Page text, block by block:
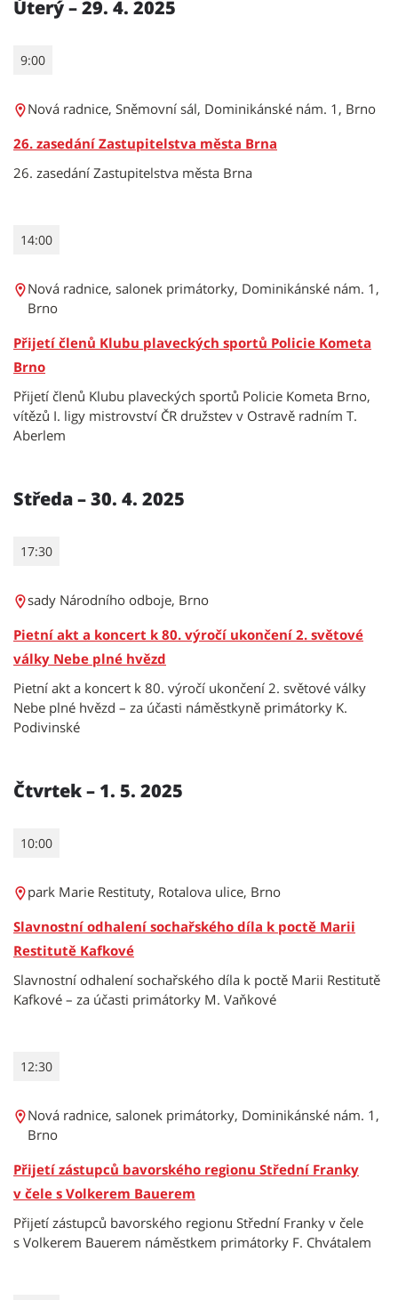
Úterý – 29. 4. 2025
9:00
Nová radnice, Sněmovní sál, Dominikánské nám. 1, Brno
26. zasedání Zastupitelstva města Brna
26. zasedání Zastupitelstva města Brna
14:00
Nová radnice, salonek primátorky, Dominikánské nám. 1,
Brno
Přijetí členů Klubu plaveckých sportů Policie Kometa
Brno
Přijetí členů Klubu plaveckých sportů Policie Kometa Brno,
vítězů I. ligy mistrovství ČR družstev v Ostravě radním T.
Aberlem
Středa – 30. 4. 2025
17:30
sady Národního odboje, Brno
Pietní akt a koncert k 80. výročí ukončení 2. světové
války Nebe plné hvězd
Pietní akt a koncert k 80. výročí ukončení 2. světové války
Nebe plné hvězd – za účasti náměstkyně primátorky K.
Podivinské
Čtvrtek – 1. 5. 2025
10:00
park Marie Restituty, Rotalova ulice, Brno
Slavnostní odhalení sochařského díla k poctě Marii
Restitutě Kafkové
Slavnostní odhalení sochařského díla k poctě Marii Restitutě
Kafkové – za účasti primátorky M. Vaňkové
12:30
Nová radnice, salonek primátorky, Dominikánské nám. 1,
Brno
Přijetí zástupců bavorského regionu Střední Franky
v čele s Volkerem Bauerem
Přijetí zástupců bavorského regionu Střední Franky v čele
s Volkerem Bauerem náměstkem primátorky F. Chvátalem